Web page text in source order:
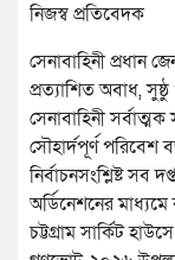
নিজস্ব প্রতিবেদক
সেনাবাহিনী প্রধান
প্রত্যাশিত অবাধ, সুষ্ঠু
সেনাবাহিনী
সৌহার্দপূর্ণ
নির্বাচনসংশ্লিষ্ট সব
অর্ডিনেশনের
চট্টগ্রাম সার্কিট